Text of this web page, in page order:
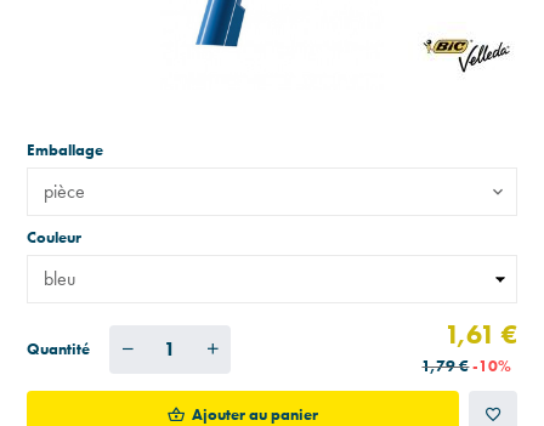
Emballage
pièce
Couleur
Quantité 1,61 €
1,79 €-10%
Ajouter au panier